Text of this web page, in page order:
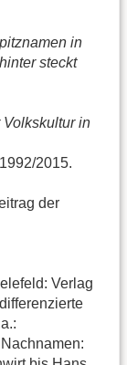
in
steckt
in
2015.
der
Verlag